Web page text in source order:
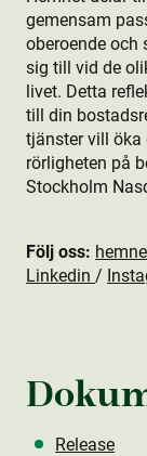
gemensam
oberoende
sig till vid de
livet. Detta
till din
tjänster vill öka
rörligheten på
Stockholm
Följ oss:
Linkedin /
Release